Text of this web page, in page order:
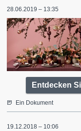
28.06.2019 – 13:35
Entdecken
Ein Dokument
19.12.2018 – 10:06